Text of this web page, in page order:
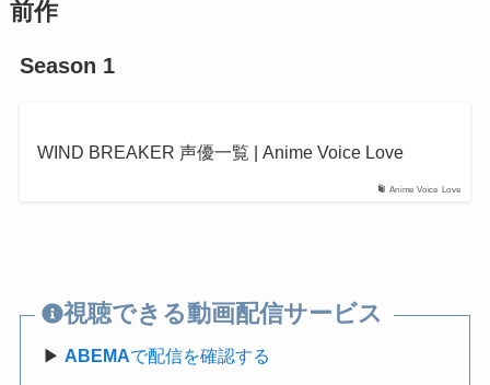
前作
Season 1
Anime Voice Love
WIND BREAKER 声優一覧 | Anime Voice Love
視聴できる動画配信サービス
▶ABEMAで配信を確認する